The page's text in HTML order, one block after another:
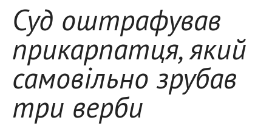
Суд оштрафував
прикарпатця, який
самовільно зрубав
три верби